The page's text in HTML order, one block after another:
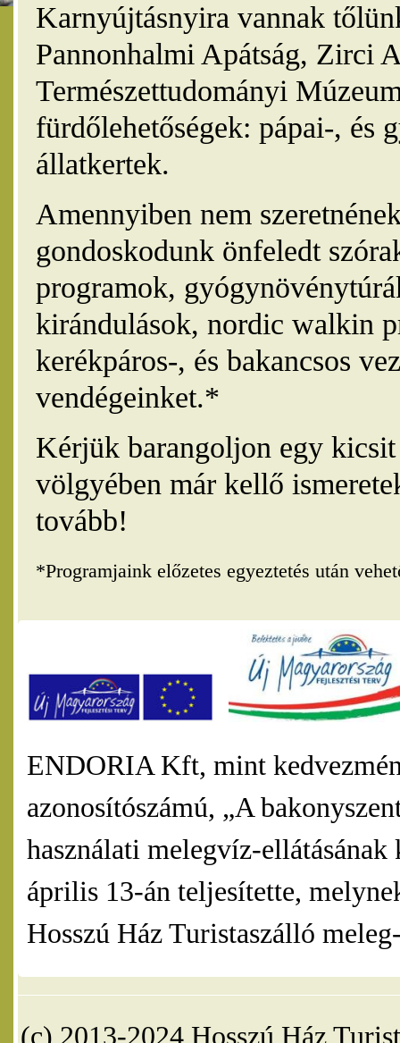
Karnyújtásnyira vannak
Pannonhalmi Apátság, Zirci
Természettudományi
fürdőlehetőségek: pápai-, és
állatkertek.
Amennyiben nem
gondoskodunk önfeledt
programok,
kirándulások, nordic walkin
kerékpáros-, és bakancsos
vendégeinket.*
Kérjük barangoljon egy
völgyében már kellő
tovább!
*Programjaink előzetes egyeztetés után
ENDORIA Kft, mint
azonosítószámú, „A
használati melegvíz-
április 13-án teljesítette,
Hosszú Ház Turistaszálló
(c) 2013-2024 Hosszú Ház